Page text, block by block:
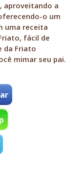
aproveitando a
o um
uma receita
fácil de
da Friato
mimar seu pai.